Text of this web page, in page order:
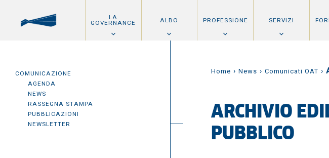
LA
GOVERNANCE ALBO PROFESSIONE SERVIZI
COMUNICAZIONE
AGENDA
NEWS
RASSEGNA STAMPA
PUBBLICAZIONI
NEWSLETTER
Home › News › Comunicati OAT ›
ARCHIVIO
PUBBLICO